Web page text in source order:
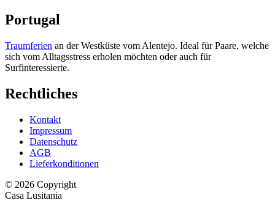
Portugal
Traumferien an der Westküste vom Alentejo. Ideal für Paare, welche
sich vom Alltagsstress erholen möchten oder auch für
Surfinteressierte.
Rechtliches
Kontakt
Impressum
Datenschutz
AGB
Lieferkonditionen
© 2026 Copyright
Casa Lusitania